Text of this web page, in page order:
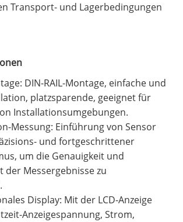
Transport- und Lagerbedingungen
DIN-RAIL-Montage, einfache und
platzsparende, geeignet für
Installationsumgebungen.
Messung: Einführung von Sensor
und fortgeschrittener
um die Genauigkeit und
der Messergebnisse zu
Display: Mit der LCD-Anzeige
Anzeigespannung, Strom,